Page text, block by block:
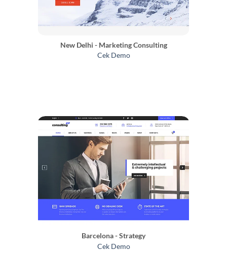
New Delhi - Marketing Consulting
Cek Demo
Barcelona - Strategy
Cek Demo